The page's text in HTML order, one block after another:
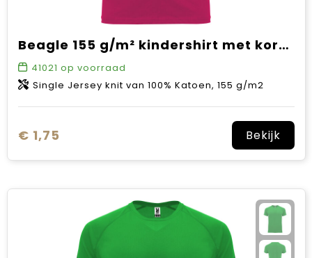
Beagle 155 g/m² kindershirt met korte mouwen
41021 op voorraad
Single Jersey knit van 100% Katoen, 155 g/m2
€ 1,75 Bekijk